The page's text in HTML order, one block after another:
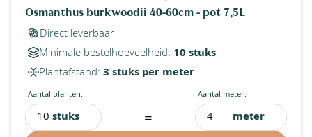
Osmanthus burkwoodii 40-60cm - pot 7,5L
Direct leverbaar
Minimale bestelhoeveelheid: 10 stuks
Plantafstand:3 stuks per meter
Aantal planten:
stuks =
Aantal meter:
meter